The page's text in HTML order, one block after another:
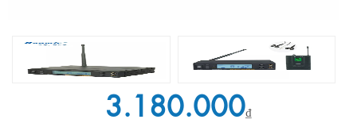
3.180.000₫